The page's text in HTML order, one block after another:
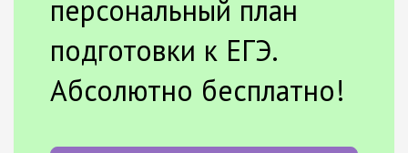
персональный план
подготовки к ЕГЭ.
Абсолютно бесплатно!